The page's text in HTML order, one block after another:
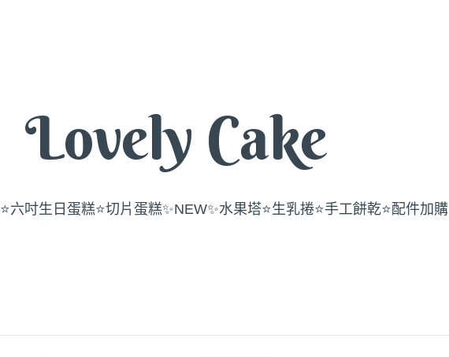
Lovely Cake
⭐️六吋生日蛋糕⭐️切片蛋糕✨NEW✨水果塔⭐️生乳捲⭐️手工餅乾⭐️配件加購